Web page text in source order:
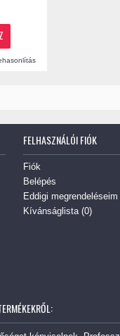
FELHASZNÁLÓI FIÓK
Fiók
Belépés
Eddigi megrendeléseim
Kívánságlista (0)